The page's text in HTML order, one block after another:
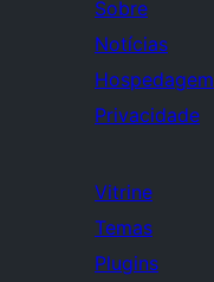
Sobre
Notícias
Hospedagem
Privacidade
Vitrine
Temas
Plugins